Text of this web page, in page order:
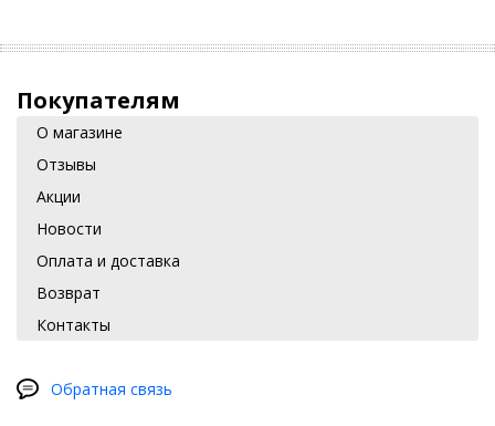
Покупателям
О магазине
Отзывы
Акции
Новости
Оплата и доставка
Возврат
Контакты
Обратная связь